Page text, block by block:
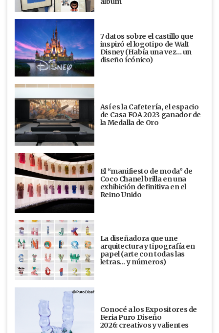
7 datos sobre el castillo que
inspiró el logotipo de Walt
Disney (Había una vez... un
diseño ícónico)
Así es la Cafetería, el espacio
de Casa FOA 2023 ganador de
la Medalla de Oro
El “manifiesto de moda” de
Coco Chanel brilla en una
exhibición definitiva en el
Reino Unido
La diseñadora que une
arquitectura y tipografía en
papel (arte con todas las
letras… y números)
Conocé a los Expositores de
Feria Puro Diseño
2026: creativos y valientes